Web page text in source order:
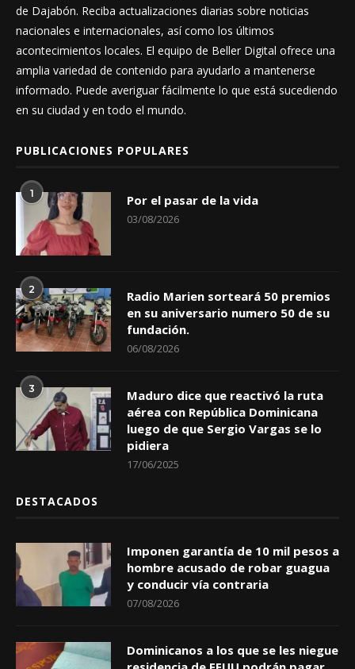
de Dajabón. Reciba actualizaciones diarias sobre noticias
nacionales e internacionales, así como los últimos
acontecimientos locales. El equipo de Beller Digital ofrece una
amplia variedad de contenido para ayudarlo a mantenerse
informado. Puede averiguar fácilmente lo que está sucediendo
en su ciudad y en todo el mundo.
PUBLICACIONES POPULARES
1 Por el pasar de la vida
03/08/2026
2
Radio Marien sorteará 50 premios
en su aniversario numero 50 de su
fundación.
06/08/2026
3
Maduro dice que reactivó la ruta
aérea con República Dominicana
luego de que Sergio Vargas se lo
pidiera
17/06/2025
DESTACADOS
Imponen garantía de 10 mil pesos a
hombre acusado de robar guagua
y conducir vía contraria
07/08/2026
Dominicanos a los que se les niegue